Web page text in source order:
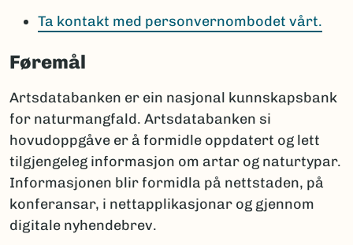
Ta kontakt med personvernombodet vårt.
Føremål
Artsdatabanken er ein nasjonal kunnskapsbank
for naturmangfald. Artsdatabanken si
hovudoppgåve er å formidle oppdatert og lett
tilgjengeleg informasjon om artar og naturtypar.
Informasjonen blir formidla på nettstaden, på
konferansar, i nettapplikasjonar og gjennom
digitale nyhendebrev.